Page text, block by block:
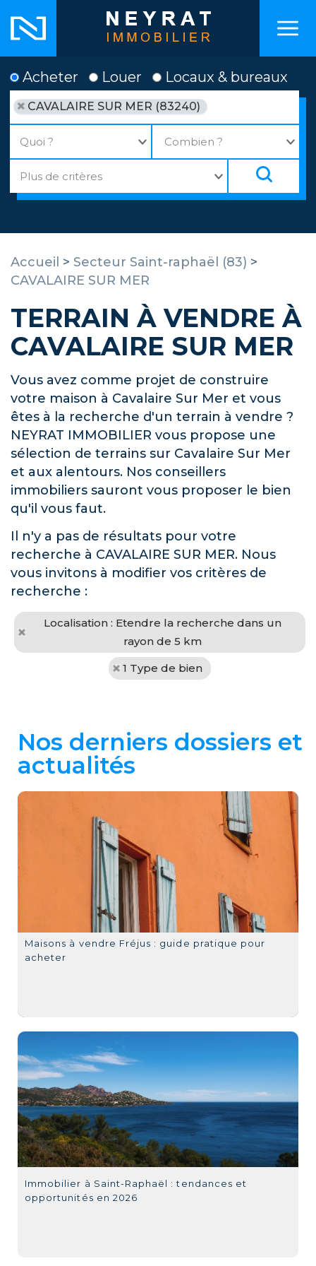
Acheter Louer Locaux & bureaux
CAVALAIRE SUR MER (83240)
Accueil > Secteur Saint-raphaël (83) >
CAVALAIRE SUR MER
TERRAIN À VENDRE À
CAVALAIRE SUR MER
Vous avez comme projet de construire
votre maison à Cavalaire Sur Mer et vous
êtes à la recherche d'un terrain à vendre ?
NEYRAT IMMOBILIER vous propose une
sélection de terrains sur Cavalaire Sur Mer
et aux alentours. Nos conseillers
immobiliers sauront vous proposer le bien
qu'il vous faut.
Il n'y a pas de résultats pour votre
recherche à CAVALAIRE SUR MER. Nous
vous invitons à modifier vos critères de
recherche :
Localisation : Etendre la recherche dans un
rayon de 5 km
1 Type de bien
Nos derniers dossiers et
actualités
Maisons à vendre Fréjus : guide pratique pour
acheter
Immobilier à Saint-Raphaël : tendances et
opportunités en 2026